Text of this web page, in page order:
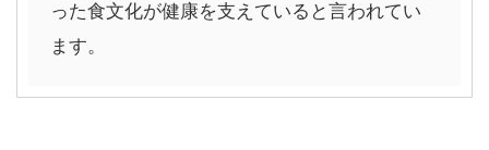
った食文化が健康を支えていると言われてい
ます。